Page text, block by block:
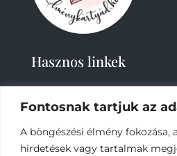
Fontosnak tartjuk az
A böngészési élmény fokozása,
hirdetések vagy tartalmak
Hasznos linkek